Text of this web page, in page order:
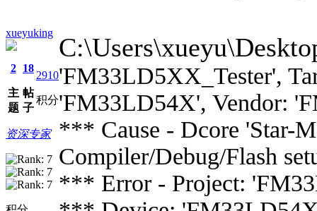
xueyuking
2
主
题
18
帖
子
2910
积分
资深专家
'FM33LD5XX_Tester',
'FM33LD54X', Vendor:
*** Cause - Dcore 'Star-
Compiler/Debug/Flash
*** Error - Project: